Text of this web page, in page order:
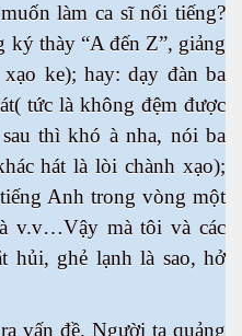
làm ca sĩ nổi tiếng?
ký thày “A đến Z”, giảng
ke); hay: dạy đàn ba
tức là không đệm được
thì khó à nha, nói ba
hát là lòi chành xạo);
Anh trong vòng một
v.v…Vậy mà tôi và các
hủi, ghẻ lạnh là sao, hở
đề. Người ta quảng